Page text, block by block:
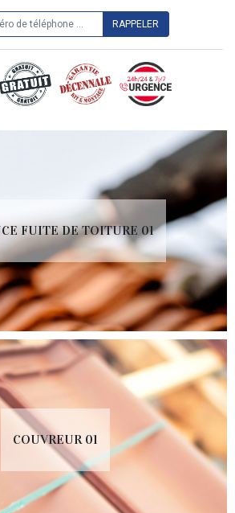
FUITE DE TOITURE 01
COUVREUR 01